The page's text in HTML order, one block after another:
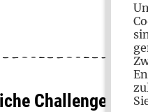
Challenges